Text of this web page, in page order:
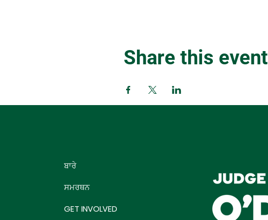
Share this event
ਬਾਰੇ
ਸਮਰਥਨ
GET INVOLVED